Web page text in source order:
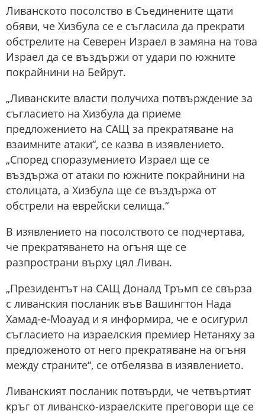
Ливанското посолство в Съединените щати
обяви, че Хизбула се е съгласила да прекрати
обстрелите на Северен Израел в замяна на това
Израел да се въздържи от удари по южните
покрайнини на Бейрут.
„Ливанските власти получиха потвърждение за
съгласието на Хизбула да приеме
предложението на САЩ за прекратяване на
взаимните атаки“, се казва в изявлението.
„Според споразумението Израел ще се
въздържа от атаки по южните покрайнини на
столицата, а Хизбула ще се въздържа от
обстрели на еврейски селища.“
В изявлението на посолството се подчертава,
че прекратяването на огъня ще се
разпространи върху цял Ливан.
„Президентът на САЩ Доналд Тръмп се свърза
с ливанския посланик във Вашингтон Нада
Хамад-е-Моауад и я информира, че е осигурил
съгласието на израелския премиер Нетаняху за
предложеното от него прекратяване на огъня
между страните“, се отбелязва в изявлението.
Ливанският посланик потвърди, че четвъртият
кръг от ливанско-израелските преговори ще се